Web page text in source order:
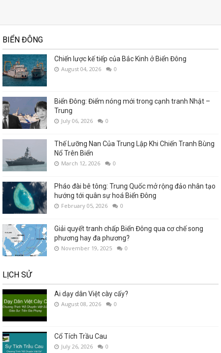
BIỂN ĐÔNG
Chiến lược kế tiếp của Bắc Kinh ở Biển Đông
August 04, 2026 0
Biển Đông: Điểm nóng mới trong cạnh tranh Nhật –
Trung
July 06, 2026 0
Thế Lưỡng Nan Của Trung Lập Khi Chiến Tranh Bùng
Nổ Trên Biển
March 12, 2026 0
Pháo đài bê tông: Trung Quốc mở rộng đảo nhân tạo
hướng tới quân sự hoá Biển Đông
February 05, 2026 0
Giải quyết tranh chấp Biển Đông qua cơ chế song
phương hay đa phương?
November 19, 2025 0
LỊCH SỬ
Ai dạy dân Việt cày cấy?
August 08, 2026 0
Cổ Tích Trầu Cau
July 26, 2026 0